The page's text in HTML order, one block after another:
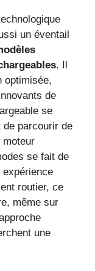
un éventail
. Il
optimisée,
de
se
parcourir de
moteur
se fait de
expérience
routier, ce
même sur
une